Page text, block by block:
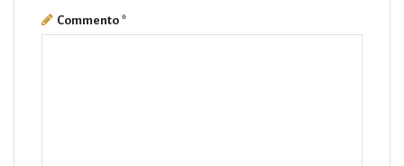
Commento *